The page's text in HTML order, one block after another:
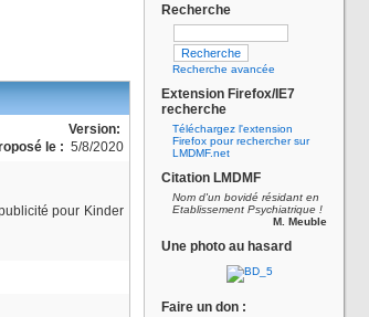
Version:
le : 5/8/2020
pour Kinder
Recherche
Recherche avancée
Extension Firefox/IE7
recherche
Téléchargez l'extension
Firefox pour rechercher sur
LMDMF.net
Citation LMDMF
Nom d'un bovidé résidant en
Etablissement Psychiatrique !
M. Meuble
Une photo au hasard
Faire un don :